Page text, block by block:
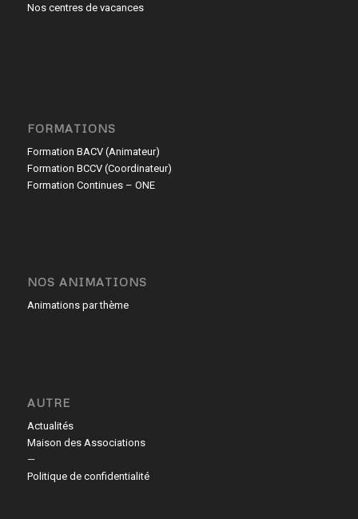
Nos centres de vacances
FORMATIONS
Formation BACV (Animateur)
Formation BCCV (Coordinateur)
Formation Continues – ONE
NOS ANIMATIONS
Animations par thème
AUTRE
Actualités
Maison des Associations
—
Politique de confidentialité